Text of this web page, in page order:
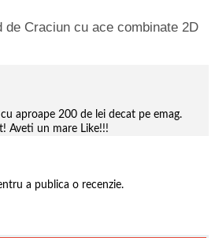
de Craciun cu ace combinate 2D
aproape 200 de lei decat pe emag.
Aveti un mare Like!!!
a publica o recenzie.